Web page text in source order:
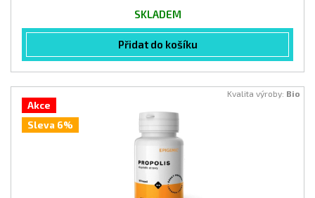
SKLADEM
Přidat do košíku
Kvalita výroby: Bio
Akce
Sleva 6%